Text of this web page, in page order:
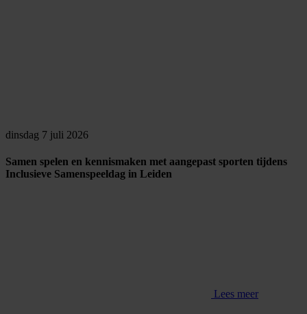
dinsdag 7 juli 2026
Samen spelen en kennismaken met aangepast sporten tijdens
Inclusieve Samenspeeldag in Leiden
Lees meer